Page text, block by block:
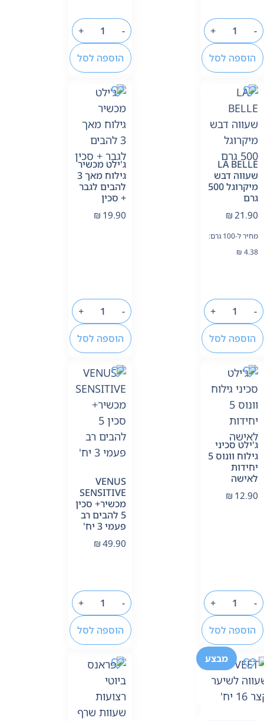
-
+
הוספה לסל
-
+
הוספה לסל
LA BELLE
שעווה דבש
מיקרוגל 500
גרם
₪21.90
מחיר ל-100 גרם:
₪ 4.38
-
+
הוספה לסל
ג'ילט מכשיר
גילוח מאך 3
להבים לגבר
+ סכין
₪ 19.90
-
+
הוספה לסל
ג'ילט סכיני
גילוח וונוס 5
יחידות
לאישה
₪ 12.90
-
+
הוספה לסל
VENUS
SENSITIVE
מכשיר+ סכין
5 להבים רב
פעמי 3 יח'
₪49.90
-
+
הוספה לסל
מבצע